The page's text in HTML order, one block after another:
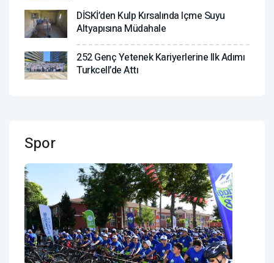
DİSKİ’den Kulp Kırsalında Içme Suyu
Altyapısına Müdahale
252 Genç Yetenek Kariyerlerine Ilk Adımı
Turkcell’de Attı
Spor